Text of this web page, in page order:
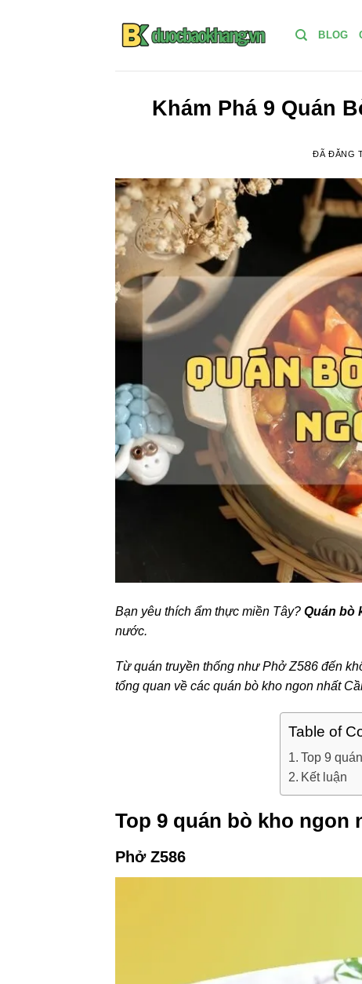
BLOG
Khám Phá 9 Quán
ĐÃ ĐĂNG
Bạn yêu thích ẩm thực miền Tây? Quán bò
nước.
Từ quán truyền thống như Phở Z586 đến
tổng quan về các quán bò kho ngon nhất
Table of
Top 9
Kết luận
Top 9 quán bò kho ngon
Phở Z586